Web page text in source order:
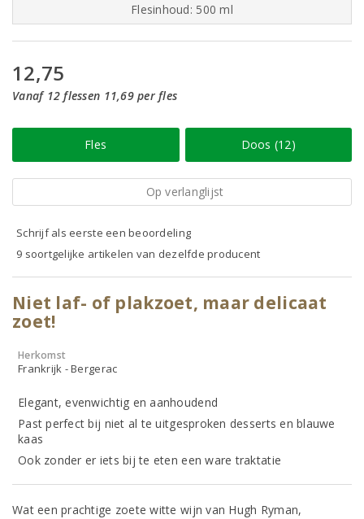
Flesinhoud: 500 ml
12,75
Vanaf 12 flessen 11,69 per fles
Fles Doos (12)
Op verlanglijst
Schrijf als eerste een beoordeling
9 soortgelijke artikelen van dezelfde producent
Niet laf- of plakzoet, maar delicaat
zoet!
Herkomst
Frankrijk - Bergerac
Elegant, evenwichtig en aanhoudend
Past perfect bij niet al te uitgesproken desserts en blauwe
kaas
Ook zonder er iets bij te eten een ware traktatie
Wat een prachtige zoete witte wijn van Hugh Ryman,